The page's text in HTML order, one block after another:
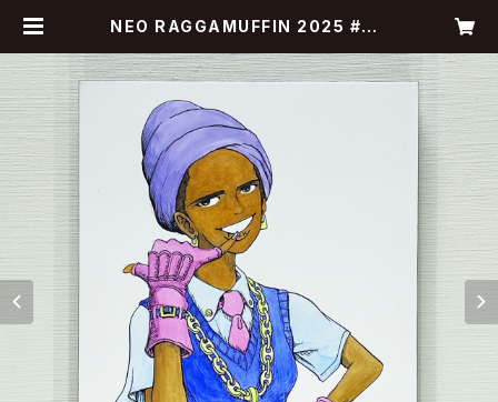
NEO RAGGAMUFFIN 2025 #8 |